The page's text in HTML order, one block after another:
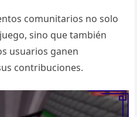
comunitarios no solo
sino que también
usuarios ganen
contribuciones.